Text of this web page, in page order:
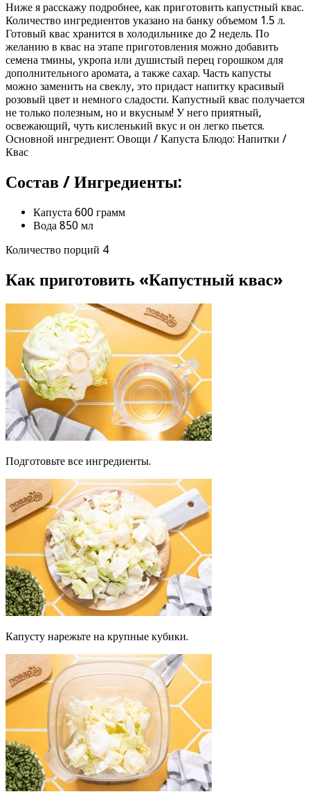
Ниже я расскажу подробнее, как приготовить капустный квас.
Количество ингредиентов указано на банку объемом 1.5 л.
Готовый квас хранится в холодильнике до 2 недель. По
желанию в квас на этапе приготовления можно добавить
семена тмины, укропа или душистый перец горошком для
дополнительного аромата, а также сахар. Часть капусты
можно заменить на свеклу, это придаст напитку красивый
розовый цвет и немного сладости. Капустный квас получается
не только полезным, но и вкусным! У него приятный,
освежающий, чуть кисленький вкус и он легко пьется.
Основной ингредиент: Овощи / Капуста Блюдо: Напитки /
Квас
Состав / Ингредиенты:
Капуста 600 грамм
Вода 850 мл
Количество порций 4
Как приготовить «Капустный квас»
Подготовьте все ингредиенты.
Капусту нарежьте на крупные кубики.